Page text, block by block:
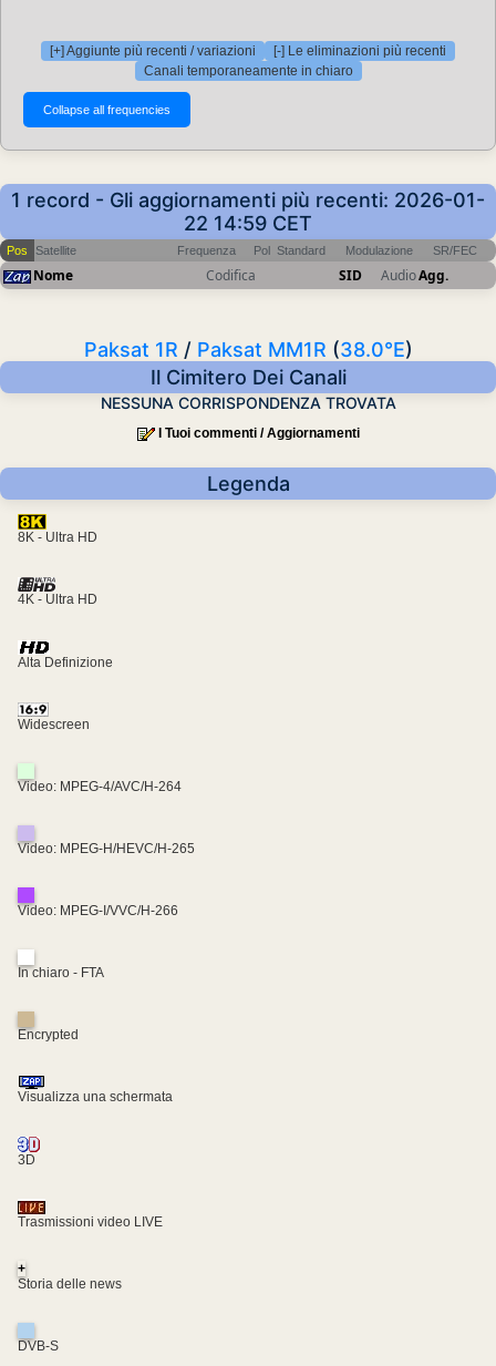
[+] Aggiunte più recenti / variazioni
[-] Le eliminazioni più recenti
Canali temporaneamente in chiaro
1 record - Gli aggiornamenti più recenti: 2026-01-
22 14:59 CET
Pos Satellite Frequenza Pol Standard Modulazione SR/FEC
Nome Codifica SID AudioAgg.
Paksat 1R / Paksat MM1R (38.0°E)
Il Cimitero Dei Canali
NESSUNA CORRISPONDENZA TROVATA
I Tuoi commenti / Aggiornamenti
Legenda
8K - Ultra HD
4K - Ultra HD
Alta Definizione
Widescreen
Video: MPEG-4/AVC/H-264
Video: MPEG-H/HEVC/H-265
Video: MPEG-I/VVC/H-266
In chiaro - FTA
Encrypted
Visualizza una schermata
3D
Trasmissioni video LIVE
+
Storia delle news
DVB-S